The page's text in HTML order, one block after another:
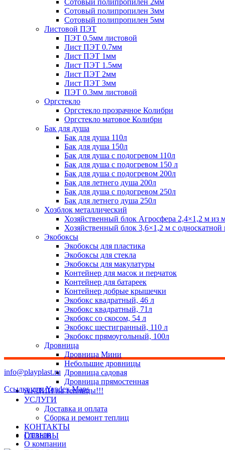
Сотовый полипропилен 2мм
Сотовый полипропилен 3мм
Сотовый полипропилен 5мм
Листовой ПЭТ
ПЭТ 0.5мм листовой
Лист ПЭТ 0.7мм
Лист ПЭТ 1мм
Лист ПЭТ 1.5мм
Лист ПЭТ 2мм
Лист ПЭТ 3мм
ПЭТ 0.3мм листовой
Оргстекло
Оргстекло прозрачное Колибри
Оргстекло матовое Колибри
Бак для душа
Бак для душа 110л
Бак для душа 150л
Бак для душа с подогревом 110л
Бак для душа с подогревом 150 л
Бак для душа с подогревом 200л
Бак для летнего душа 200л
Бак для душа с подогревом 250л
Бак для летнего душа 250л
Хозблок металлический
Хозяйственный блок Агросфера 2,4×1,2 м из
Хозяйственный блок 3,6×1,2 м с
Экобоксы
Экобоксы для пластика
Экобоксы для стекла
Экобоксы для макулатуры
Контейнер для масок и перчаток
Контейнер для батареек
Контейнер добрые крышечки
Экобокс квадратный, 46 л
Экобокс квадратный, 71л
Экобокс со скосом, 54 л
Экобокс шестигранный, 110 л
Экобокс прямоугольный, 100л
Дровница
Дровница Мини
Небольшие дровницы
Дровница садовая
Дровница прямостенная
АКЦИИ на теплицы!!!
УСЛУГИ
Доставка и оплата
Сборка и ремонт теплиц
КОНТАКТЫ
ОТЗЫВЫ
info@playplast.ru
Ссылка для Yandex Maps
Главная
О компании